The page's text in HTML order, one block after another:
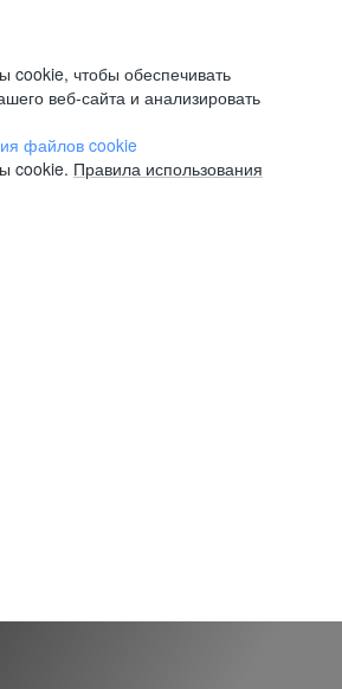
чтобы обеспечивать
веб-сайта и анализировать
файлов cookie
cookie. Правила использования